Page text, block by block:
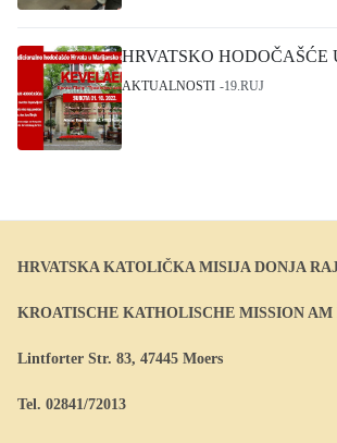
HRVATSKO HODOČAŠĆE
AKTUALNOSTI 19.RUJ
HRVATSKA KATOLIČKA MISIJA DONJA
KROATISCHE KATHOLISCHE MISSION AM
Lintforter Str. 83, 47445 Moers
Tel. 02841/72013